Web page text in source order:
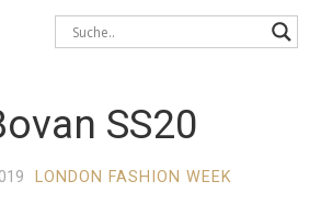
SS20
LONDON FASHION WEEK